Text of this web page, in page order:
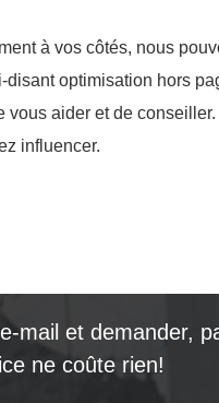
à vos côtés, nous
disant optimisation hors
vous aider et de
influencer.
mail et demander,
ne coûte rien!